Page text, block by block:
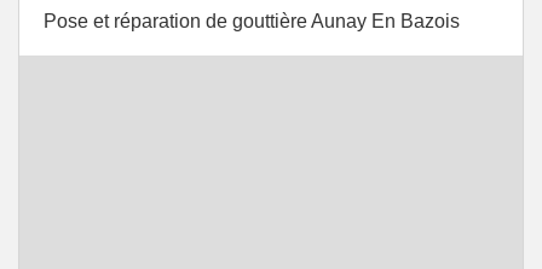
Pose et réparation de gouttière Aunay En Bazois